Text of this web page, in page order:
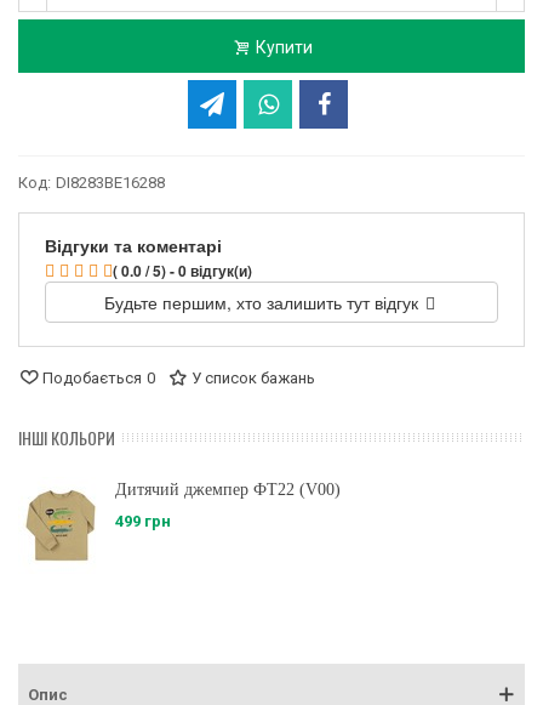
Купити
Код: DI8283BE16288
Відгуки та коментарі
( 0.0 / 5) - 0 відгук(и)
Будьте першим, хто залишить тут відгук
Подобається 0 У список бажань
ІНШІ КОЛЬОРИ
Дитячий джемпер ФТ22 (V00)
499 грн
Опис